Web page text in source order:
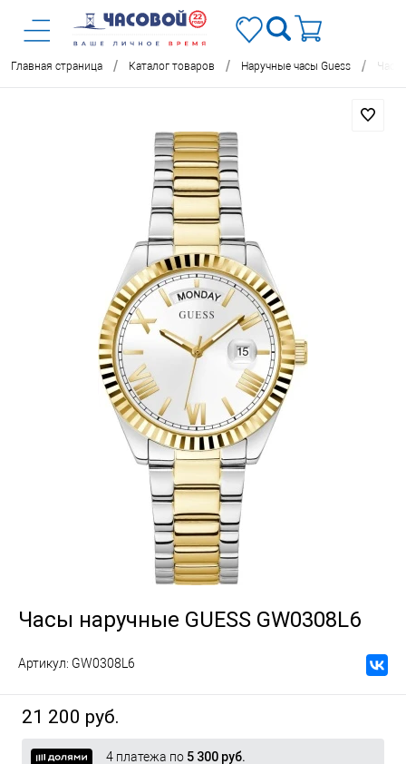
Главная страница / Каталог товаров / Наручные часы Guess / Часы
Часы наручные GUESS GW0308L6
Артикул: GW0308L6
21 200 руб.
4 платежа по 5 300 руб.